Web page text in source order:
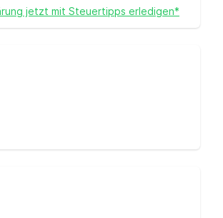
jetzt mit Steuertipps erledigen*